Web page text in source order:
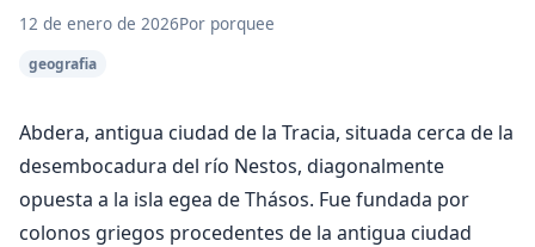
12 de enero de 2026Por porquee
geografia
Abdera, antigua ciudad de la Tracia, situada cerca de la
desembocadura del río Nestos, diagonalmente
opuesta a la isla egea de Thásos. Fue fundada por
colonos griegos procedentes de la antigua ciudad